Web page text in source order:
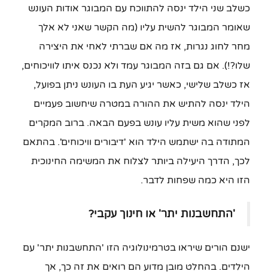
כשלב שני הילד ינסה להתווכח עם המבוגר אודות העונש
שאומר המבוגר להשית עליו (מה הקשר שאני לא אלך
מחר לחוג נגרות, אז מה אם שברתי לאחי את היצירה
שלו?!). אם גם בזה המבוגר עמד ולא נכנס איתו לוויכוחים,
אז כשלב שלישי, כאשר יגיע העת בו העונש ניתן בפועל,
הילד ינסה להתיש את ההורה במטרה שיחשוב פעמיים
לפני שהוא משית עליו עונש בפעם הבאה. ברוב המקרים
המתודה בה ישתמש הילד הוא 'דיבורים וויכוחים'. בהתאם
לכך, הדרך היעילה ביותר לצלוח את המשימה החינוכית
הזו היא כמה שפחות לדבר.
'התחשבנות יתר' או חינוך עקבי?
ישנם הורים שיראו בטרמינולוגיה הזו 'התחשבנות יתר' עם
הילדים. בהחלט מובן מדוע הם רואים את זה כך, אך